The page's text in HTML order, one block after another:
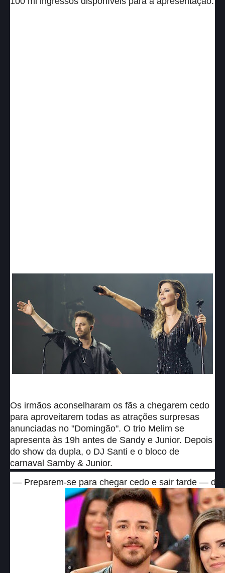
Os irmãos aconselharam os fãs a chegarem cedo
para aproveitarem todas as atrações surpresas
anunciadas no "Domingão". O trio Melim se
apresenta às 19h antes de Sandy e Junior. Depois
do show da dupla, o DJ Santi e o bloco de
carnaval Samby & Junior.
— Preparem-se para chegar cedo e sair tarde —